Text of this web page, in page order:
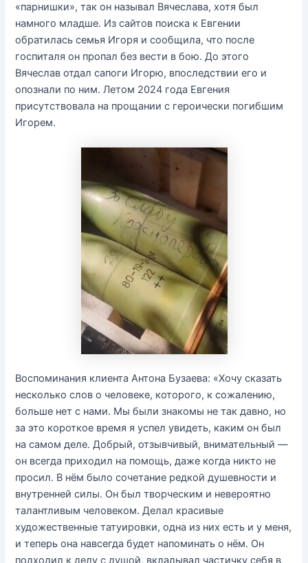
«парнишки», так он называл Вячеслава, хотя был
намного младше. Из сайтов поиска к Евгении
обратилась семья Игоря и сообщила, что после
госпиталя он пропал без вести в бою. До этого
Вячеслав отдал сапоги Игорю, впоследствии его и
опознали по ним. Летом 2024 года Евгения
присутствовала на прощании с героически погибшим
Игорем.
Воспоминания клиента Антона Бузаева: «Хочу сказать
несколько слов о человеке, которого, к сожалению,
больше нет с нами. Мы были знакомы не так давно, но
за это короткое время я успел увидеть, каким он был
на самом деле. Добрый, отзывчивый, внимательный —
он всегда приходил на помощь, даже когда никто не
просил. В нём было сочетание редкой душевности и
внутренней силы. Он был творческим и невероятно
талантливым человеком. Делал красивые
художественные татуировки, одна из них есть и у меня,
и теперь она навсегда будет напоминать о нём. Он
подходил к делу с душой, вкладывал частичку себя в